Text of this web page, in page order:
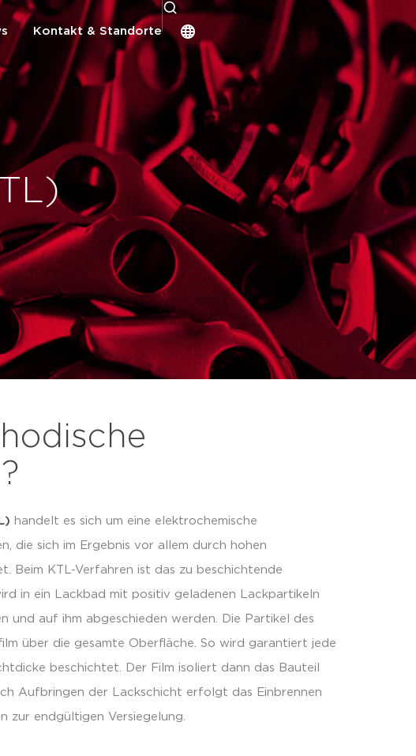
Kontakt & Standorte
handelt es sich um eine elektrochemische
die sich im Ergebnis vor allem durch hohen
Beim KTL-Verfahren ist das zu beschichtende
in ein Lackbad mit positiv geladenen Lackpartikeln
und auf ihm abgeschieden werden. Die Partikel des
über die gesamte Oberfläche. So wird garantiert jede
beschichtet. Der Film isoliert dann das Bauteil
Aufbringen der Lackschicht erfolgt das Einbrennen
zur endgültigen Versiegelung.